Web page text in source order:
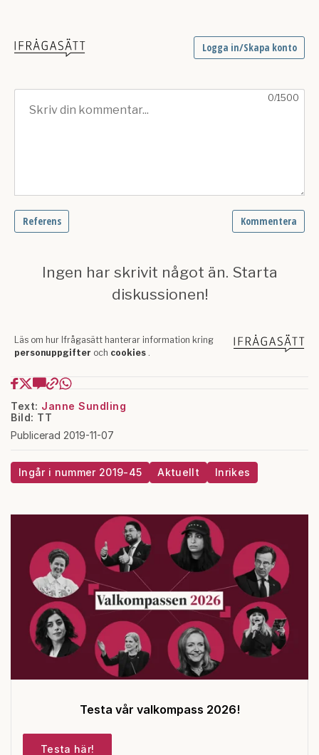
Text: Janne Sundling
Bild: TT
Publicerad 2019-11-07
Ingår i nummer 2019-45 Aktuellt Inrikes
Testa vår valkompass 2026!
Testa här!